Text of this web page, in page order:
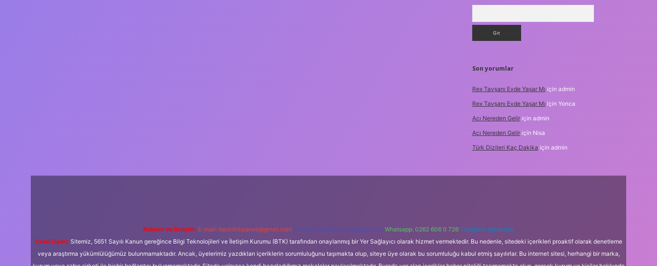
Son yorumlar
Rex Tavşanı Evde Yaşar Mı için admin
Rex Tavşanı Evde Yaşar Mı için Yonca
Acı Nereden Geliriçin admin
Acı Nereden Geliriçin Nisa
Türk Dizileri Kaç Dakika için admin
Reklam ve İletişim: E-mail: backlinkpaneli@gmail.com Teams: forumhizmeti@gmail.com Whatsapp: 0262 606 0 726 Telegram: @karabul
Yasal Uyarı: Sitemiz, 5651 Sayılı Kanun gereğince Bilgi Teknolojileri ve İletişim Kurumu (BTK) tarafından onaylanmış bir Yer Sağlayıcı olarak hizmet vermektedir. Bu nedenle, sitedeki içerikleri proaktif olarak denetleme
veya araştırma yükümlülüğümüz bulunmamaktadır. Ancak, üyelerimiz yazdıkları içeriklerin sorumluluğunu taşımakta olup, siteye üye olarak bu sorumluluğu kabul etmiş sayılırlar. Bu internet sitesi, herhangi bir marka,